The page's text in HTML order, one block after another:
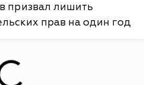
призвал лишить
прав на один год